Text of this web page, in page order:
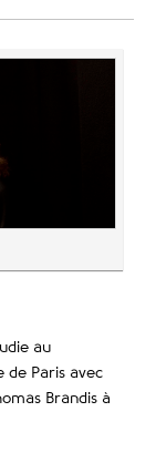
au
de Paris avec
Brandis à